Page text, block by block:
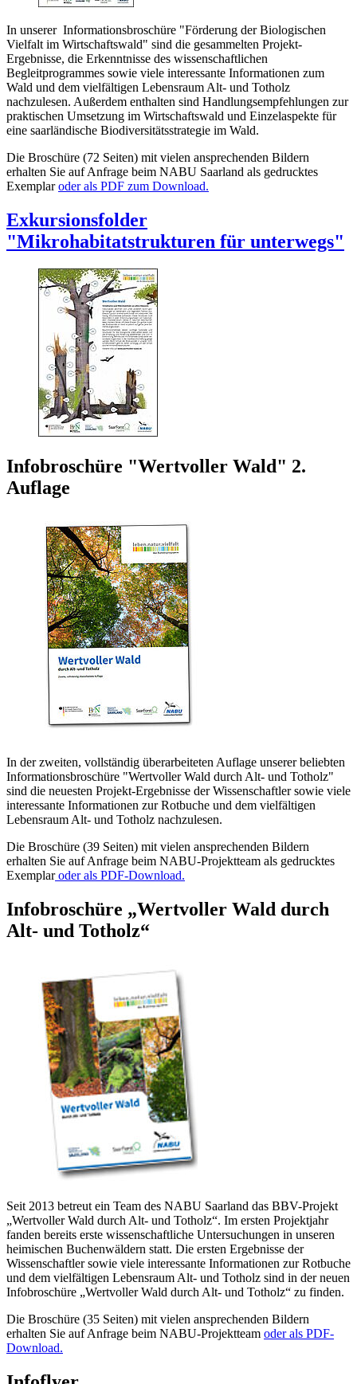
In unserer Informationsbroschüre "Förderung der Biologischen
Vielfalt im Wirtschaftswald" sind die gesammelten Projekt-
Ergebnisse, die Erkenntnisse des wissenschaftlichen
Begleitprogrammes sowie viele interessante Informationen zum
Wald und dem vielfältigen Lebensraum Alt- und Totholz
nachzulesen. Außerdem enthalten sind Handlungsempfehlungen zur
praktischen Umsetzung im Wirtschaftswald und Einzelaspekte für
eine saarländische Biodiversitätsstrategie im Wald.
Die Broschüre (72 Seiten) mit vielen ansprechenden Bildern
erhalten Sie auf Anfrage beim NABU Saarland als gedrucktes
Exemplaroder als PDF zum Download.
Exkursionsfolder
"Mikrohabitatstrukturen für unterwegs"
Infobroschüre "Wertvoller Wald" 2.
Auflage
In der zweiten, vollständig überarbeiteten Auflage unserer beliebten
Informationsbroschüre "Wertvoller Wald durch Alt- und Totholz"
sind die neuesten Projekt-Ergebnisse der Wissenschaftler sowie viele
interessante Informationen zur Rotbuche und dem vielfältigen
Lebensraum Alt- und Totholz nachzulesen.
Die Broschüre (39 Seiten) mit vielen ansprechenden Bildern
erhalten Sie auf Anfrage beim NABU-Projektteam als gedrucktes
Exemplaroder als PDF-Download.
Infobroschüre „Wertvoller Wald durch
Alt- und Totholz“
Seit 2013 betreut ein Team des NABU Saarland das BBV-Projekt
„Wertvoller Wald durch Alt- und Totholz“. Im ersten Projektjahr
fanden bereits erste wissenschaftliche Untersuchungen in unseren
heimischen Buchenwäldern statt. Die ersten Ergebnisse der
Wissenschaftler sowie viele interessante Informationen zur Rotbuche
und dem vielfältigen Lebensraum Alt- und Totholz sind in der neuen
Infobroschüre „Wertvoller Wald durch Alt- und Totholz“ zu finden.
Die Broschüre (35 Seiten) mit vielen ansprechenden Bildern
erhalten Sie auf Anfrage beim NABU-Projektteam oder als PDF-
Download.